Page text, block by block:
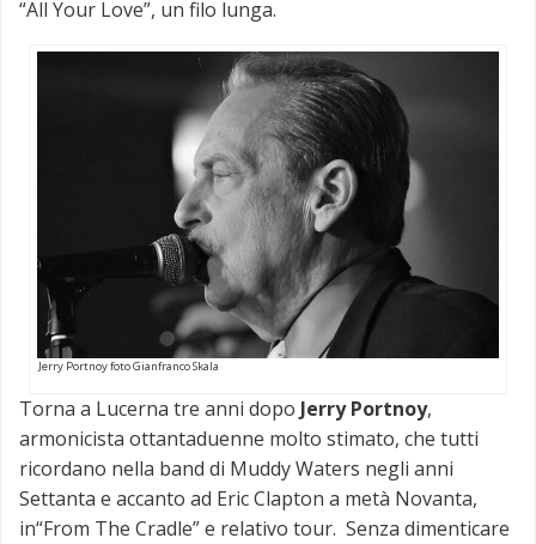
“All Your Love”, un filo lunga.
Jerry Portnoy foto Gianfranco Skala
Torna a Lucerna tre anni dopo Jerry Portnoy,
armonicista ottantaduenne molto stimato, che tutti
ricordano nella band di Muddy Waters negli anni
Settanta e accanto ad Eric Clapton a metà Novanta,
in“From The Cradle” e relativo tour. Senza dimenticare